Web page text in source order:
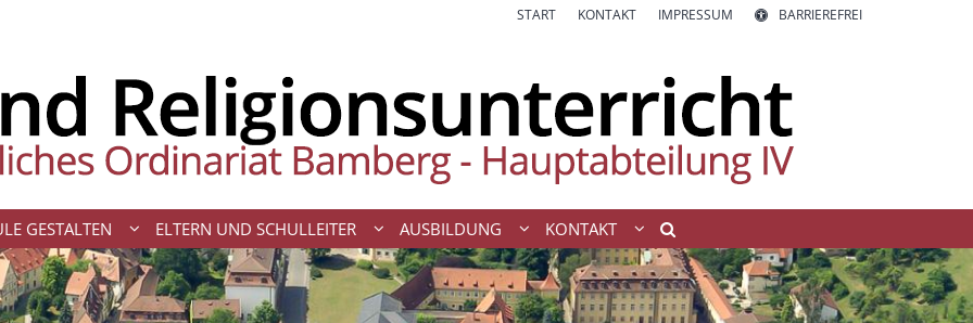
START KONTAKT IMPRESSUM BARRIEREFREI
GESTALTEN ELTERN UND SCHULLEITER AUSBILDUNG KONTAKT